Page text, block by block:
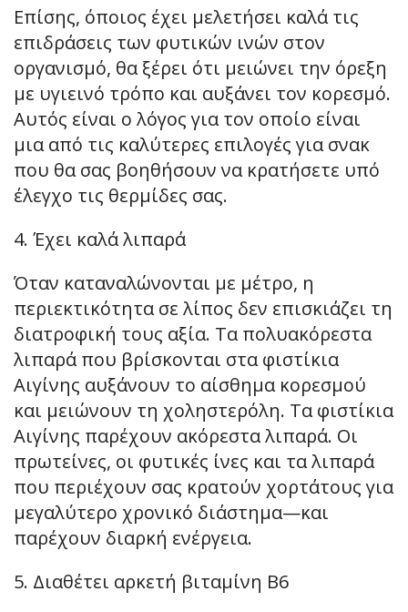
Επίσης, όποιος έχει μελετήσει καλά τις
επιδράσεις των φυτικών ινών στον
οργανισμό, θα ξέρει ότι μειώνει την όρεξη
με υγιεινό τρόπο και αυξάνει τον κορεσμό.
Αυτός είναι ο λόγος για τον οποίο είναι
μια από τις καλύτερες επιλογές για σνακ
που θα σας βοηθήσουν να κρατήσετε υπό
έλεγχο τις θερμίδες σας.
4. Έχει καλά λιπαρά
Όταν καταναλώνονται με μέτρο, η
περιεκτικότητα σε λίπος δεν επισκιάζει τη
διατροφική τους αξία. Τα πολυακόρεστα
λιπαρά που βρίσκονται στα φιστίκια
Αιγίνης αυξάνουν το αίσθημα κορεσμού
και μειώνουν τη χοληστερόλη. Τα φιστίκια
Αιγίνης παρέχουν ακόρεστα λιπαρά. Οι
πρωτείνες, οι φυτικές ίνες και τα λιπαρά
που περιέχουν σας κρατούν χορτάτους για
μεγαλύτερο χρονικό διάστημα—και
παρέχουν διαρκή ενέργεια.
5. Διαθέτει αρκετή βιταμίνη Β6